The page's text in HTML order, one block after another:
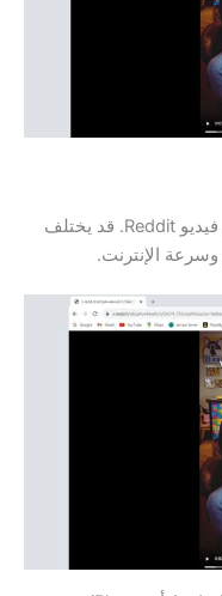
ثم اختر خيار “تنزيل” لبدء معالجة وتنزيل فيديو Reddit. قد يختلف
الإنترنت.